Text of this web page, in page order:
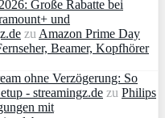
Große Rabatte bei
und
zuAmazon Prime Day
Beamer, Kopfhörer
ohne Verzögerung: So
- streamingz.de zu Philips
mit